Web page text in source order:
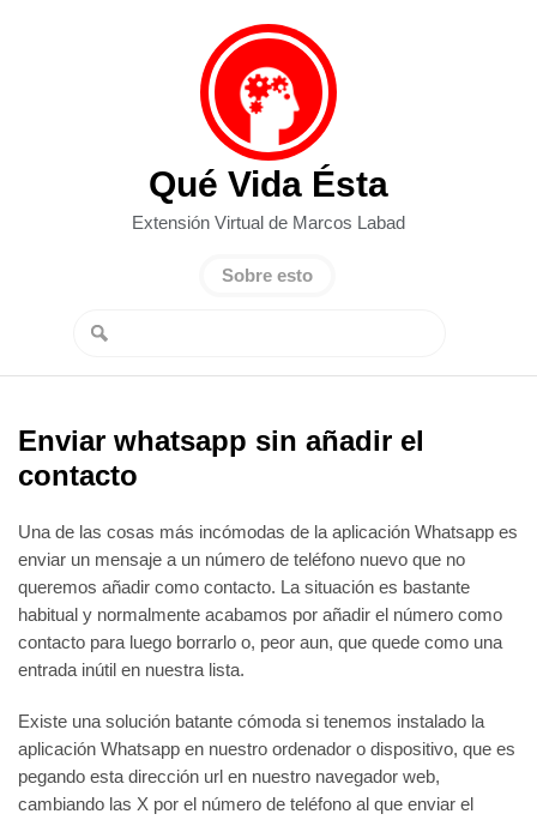
Qué Vida Ésta
Extensión Virtual de Marcos Labad
Sobre esto
Enviar whatsapp sin añadir el
contacto
Una de las cosas más incómodas de la aplicación Whatsapp es
enviar un mensaje a un número de teléfono nuevo que no
queremos añadir como contacto. La situación es bastante
habitual y normalmente acabamos por añadir el número como
contacto para luego borrarlo o, peor aun, que quede como una
entrada inútil en nuestra lista.
Existe una solución batante cómoda si tenemos instalado la
aplicación Whatsapp en nuestro ordenador o dispositivo, que es
pegando esta dirección url en nuestro navegador web,
cambiando las X por el número de teléfono al que enviar el